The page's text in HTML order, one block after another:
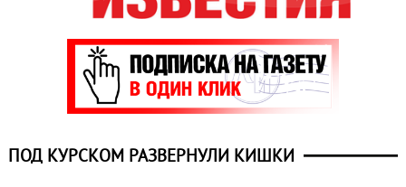
ПОД КУРСКОМ РАЗВЕРНУЛИ КИШКИ